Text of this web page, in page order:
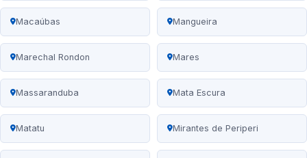
Macaúbas Mangueira
Marechal Rondon Mares
Massaranduba Mata Escura
Matatu Mirantes de Periperi